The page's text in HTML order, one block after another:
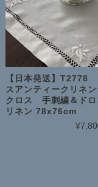
【日本発送】T2778
スアンティークリネ
クロス 手刺繍＆ドロ
リネン 78x76cm